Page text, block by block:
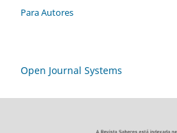
Para Autores
Open Journal Systems